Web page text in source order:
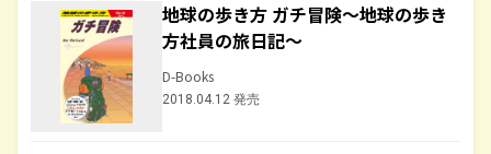
地球の歩き方 ガチ冒険～地球の歩き
方社員の旅日記～
D-Books
2018.04.12 発売